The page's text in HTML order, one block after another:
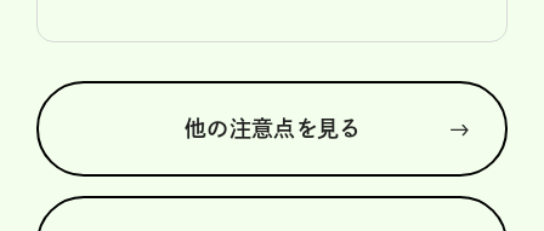
他の注意点を見る